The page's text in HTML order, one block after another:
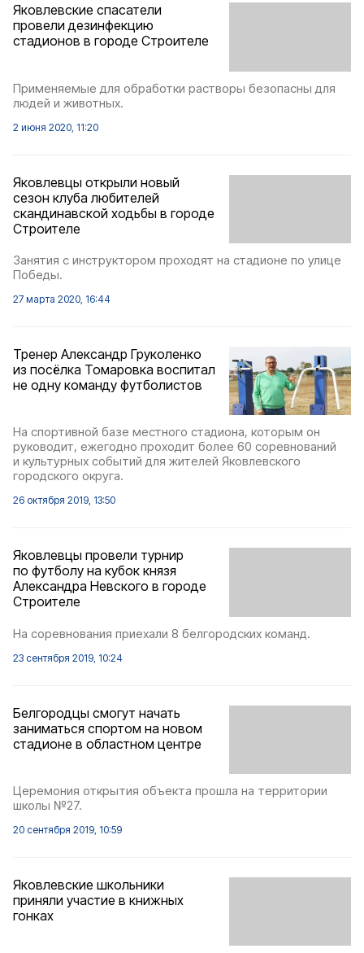
Яковлевские спасатели
провели дезинфекцию
стадионов в городе Строителе
Применяемые для обработки растворы безопасны для
людей и животных.
2 июня 2020, 11:20
Яковлевцы открыли новый
сезон клуба любителей
скандинавской ходьбы в городе
Строителе
Занятия с инструктором проходят на стадионе по улице
Победы.
27 марта 2020, 16:44
Тренер Александр Груколенко
из посёлка Томаровка воспитал
не одну команду футболистов
На спортивной базе местного стадиона, которым он
руководит, ежегодно проходит более 60 соревнований
и культурных событий для жителей Яковлевского
городского округа.
26 октября 2019, 13:50
Яковлевцы провели турнир
по футболу на кубок князя
Александра Невского в городе
Строителе
На соревнования приехали 8 белгородских команд.
23 сентября 2019, 10:24
Белгородцы смогут начать
заниматься спортом на новом
стадионе в областном центре
Церемония открытия объекта прошла на территории
школы №27.
20 сентября 2019, 10:59
Яковлевские школьники
приняли участие в книжных
гонках